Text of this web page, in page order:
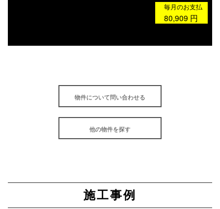
毎月のお支払
80,909 円
物件について問い合わせる
他の物件を探す
施工事例